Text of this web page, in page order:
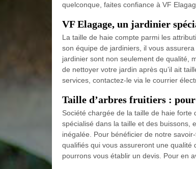
quelconque, faites confiance à VF
VF Elagage, un jardinier
La taille de haie compte parmi les
son équipe de jardiniers, il vous
jardinier sont non seulement de qualité,
de nettoyer votre jardin après qu’il ait
services, contactez-le via le courrier
Taille d’arbres fruitiers : pour
Société chargée de la taille de haie
spécialisé dans la taille et des buissons,
inégalée. Pour bénéficier de notre
qualifiés qui vous assureront une
pourrons vous établir un devis. Pour en